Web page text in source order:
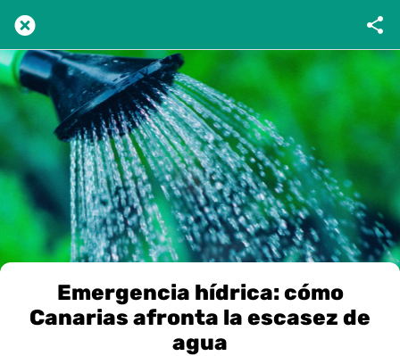
Emergencia hídrica: cómo
Canarias afronta la escasez de
agua